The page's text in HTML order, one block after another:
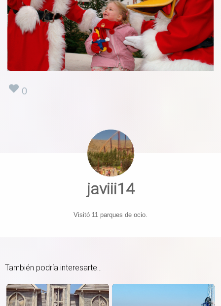
0
javiii14
Visitó 11 parques de ocio.
También podría interesarte...